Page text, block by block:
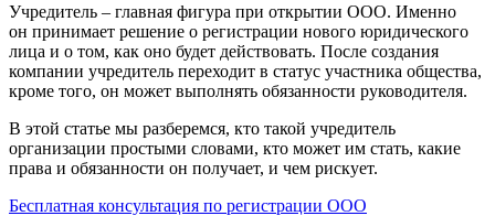
Учредитель – главная фигура при открытии ООО. Именно
он принимает решение о регистрации нового юридического
лица и о том, как оно будет действовать. После создания
компании учредитель переходит в статус участника общества,
кроме того, он может выполнять обязанности руководителя.
В этой статье мы разберемся, кто такой учредитель
организации простыми словами, кто может им стать, какие
права и обязанности он получает, и чем рискует.
Бесплатная консультация по регистрации ООО